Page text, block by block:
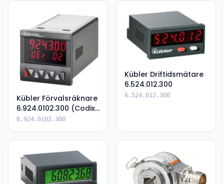
Kübler Förvalsräknare
6.924.0102.300 (Codix
924)
6.924.0102.300
Kübler Driftidsmätare
6.524.012.300
6.524.012.300